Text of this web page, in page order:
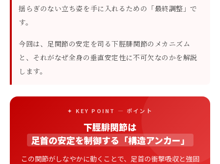
揺らぎのない立ち姿を手に入れるための「最終調整」で
す。
今回は、足関節の安定を司る下脛腓関節のメカニズム
と、それがなぜ全身の垂直安定性に不可欠なのかを解説
します。
✦ KEY POINT — ポイント
下脛腓関節は
足首の安定を制御する「構造アンカー」
この関節がしなやかに動くことで、足首の衝撃吸収と強固